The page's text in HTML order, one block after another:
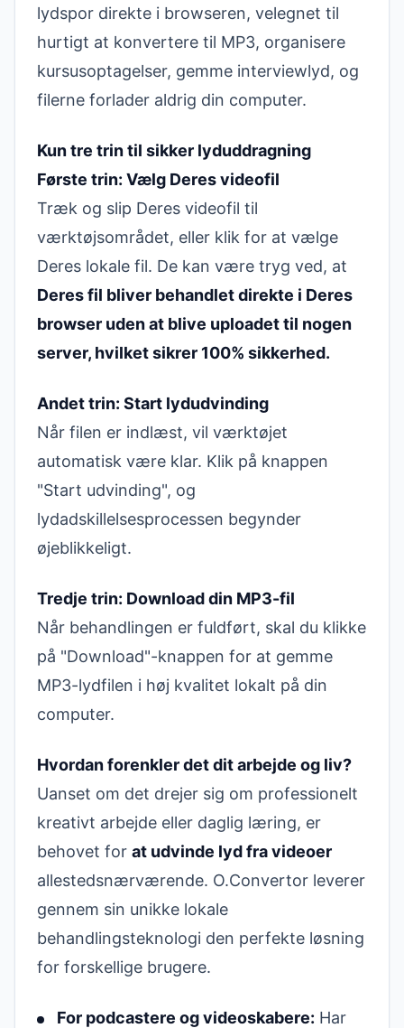
lydspor direkte i browseren, velegnet til
hurtigt at konvertere til MP3, organisere
kursusoptagelser, gemme interviewlyd, og
filerne forlader aldrig din computer.
Kun tre trin til sikker lyduddragning
Første trin: Vælg Deres videofil
Træk og slip Deres videofil til
værktøjsområdet, eller klik for at vælge
Deres lokale fil. De kan være tryg ved, at
Deres fil bliver behandlet direkte i Deres
browser uden at blive uploadet til nogen
server, hvilket sikrer 100% sikkerhed.
Andet trin: Start lydudvinding
Når filen er indlæst, vil værktøjet
automatisk være klar. Klik på knappen
"Start udvinding", og
lydadskillelsesprocessen begynder
øjeblikkeligt.
Tredje trin: Download din MP3-fil
Når behandlingen er fuldført, skal du klikke
på "Download"-knappen for at gemme
MP3-lydfilen i høj kvalitet lokalt på din
computer.
Hvordan forenkler det dit arbejde og liv?
Uanset om det drejer sig om professionelt
kreativt arbejde eller daglig læring, er
behovet for at udvinde lyd fra videoer
allestedsnærværende. O.Convertor leverer
gennem sin unikke lokale
behandlingsteknologi den perfekte løsning
for forskellige brugere.
For podcastere og videoskabere: Har